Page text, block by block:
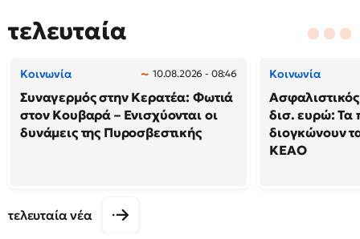
τελευταία
Κοινωνία 10.08.2026 - 08:46
Συναγερμός στην Κερατέα: Φωτιά
στον Κουβαρά – Ενισχύονται οι
δυνάμεις της Πυροσβεστικής
Κοινωνία
δισ. ευρώ: Τα
διογκώνουν
ΚΕΑΟ
τελευταία νέα